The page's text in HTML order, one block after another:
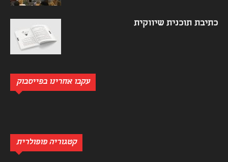
כתיבת תוכנית שיווקית
עקבו אחרינו בפייסבוק
קטגוריה פופולרית